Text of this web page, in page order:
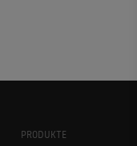
PRODUKTE